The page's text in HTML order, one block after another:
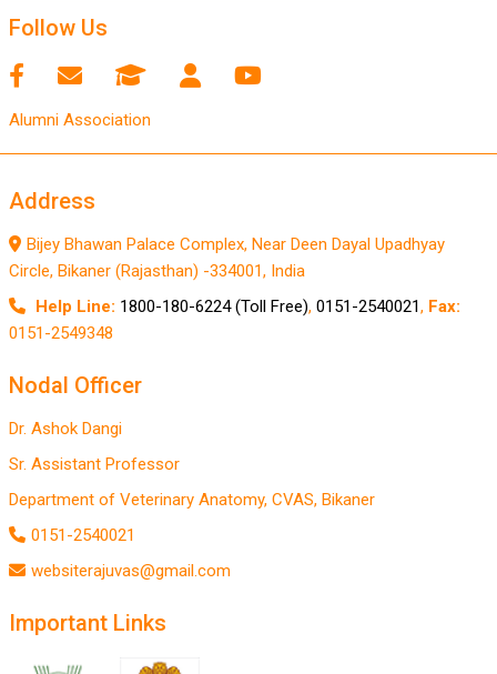
Follow Us
Alumni Association
Address
Bijey Bhawan Palace Complex, Near Deen Dayal Upadhyay
Circle, Bikaner (Rajasthan) -334001, India
Help Line: 1800-180-6224 (Toll Free), 0151-2540021, Fax:
0151-2549348
Nodal Officer
Dr. Ashok Dangi
Sr. Assistant Professor
Department of Veterinary Anatomy, CVAS, Bikaner
0151-2540021
websiterajuvas@gmail.com
Important Links